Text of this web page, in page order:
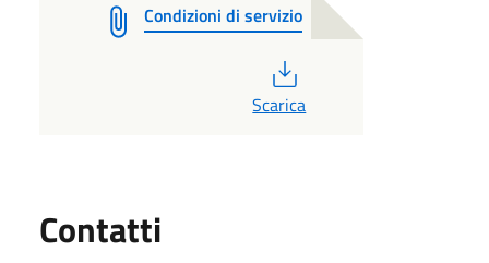
Condizioni di servizio
Scarica
Contatti